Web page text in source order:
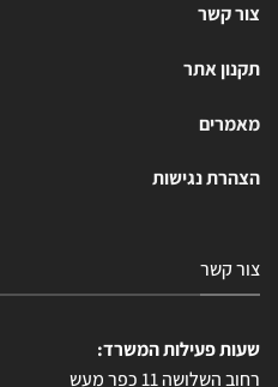
צור קשר
תקנון אתר
מאמרים
הצהרת נגישות
צור קשר
שעות פעילות המשרד:
רחוב השלושה 11 כפר מעש